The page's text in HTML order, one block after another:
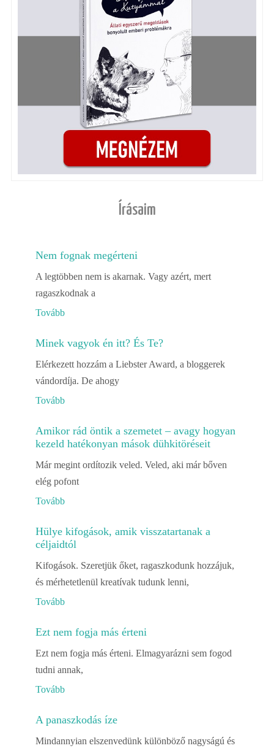
Írásaim
Nem fognak megérteni
A legtöbben nem is akarnak. Vagy azért, mert
ragaszkodnak a
Tovább
Minek vagyok én itt? És Te?
Elérkezett hozzám a Liebster Award, a bloggerek
vándordíja. De ahogy
Tovább
Amikor rád öntik a szemetet – avagy hogyan
kezeld hatékonyan mások dühkitöréseit
Már megint ordítozik veled. Veled, aki már bőven
elég pofont
Tovább
Hülye kifogások, amik visszatartanak a
céljaidtól
Kifogások. Szeretjük őket, ragaszkodunk hozzájuk,
és mérhetetlenül kreatívak tudunk lenni,
Tovább
Ezt nem fogja más érteni
Ezt nem fogja más érteni. Elmagyarázni sem fogod
tudni annak,
Tovább
A panaszkodás íze
Mindannyian elszenvedünk különböző nagyságú és